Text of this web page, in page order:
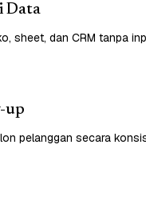
Data
sheet, dan CRM tanpa
up
pelanggan secara